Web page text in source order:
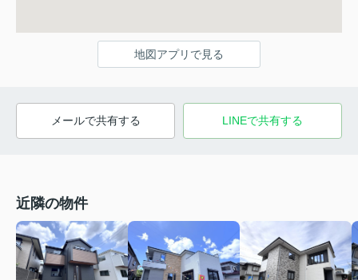
地図アプリで見る
メールで共有する LINEで共有する
近隣の物件